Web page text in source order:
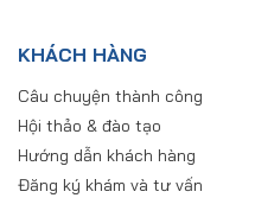
KHÁCH HÀNG
Câu chuyện thành công
Hội thảo & đào tạo
Hướng dẫn khách hàng
Đăng ký khám và tư vấn